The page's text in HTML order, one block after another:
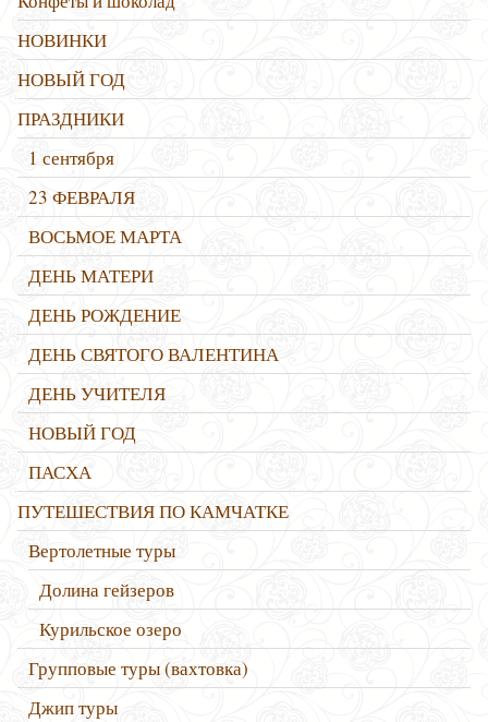
НОВИНКИ
НОВЫЙ ГОД
ПРАЗДНИКИ
1 сентября
23 ФЕВРАЛЯ
ВОСЬМОЕ МАРТА
ДЕНЬ МАТЕРИ
ДЕНЬ РОЖДЕНИЕ
ДЕНЬ СВЯТОГО ВАЛЕНТИНА
ДЕНЬ УЧИТЕЛЯ
НОВЫЙ ГОД
ПАСХА
ПУТЕШЕСТВИЯ ПО КАМЧАТКЕ
Вертолетные туры
Долина гейзеров
Курильское озеро
Групповые туры (вахтовка)
Джип туры